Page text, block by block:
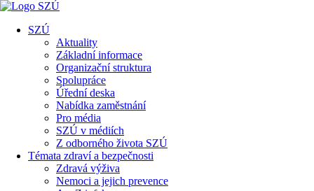
SZÚ
Aktuality
Základní informace
Organizační struktura
Spolupráce
Úřední deska
Nabídka zaměstnání
Pro média
SZÚ v médiích
Z odborného života SZÚ
Témata zdraví a bezpečnosti
Zdravá výživa
Nemoci a jejich prevence